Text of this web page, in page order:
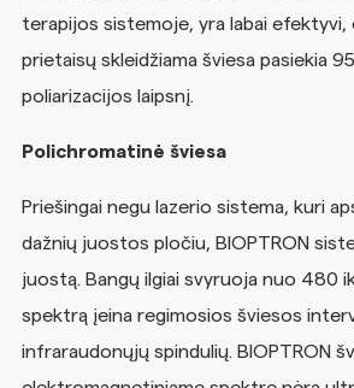
terapijos sistemoje, yra labai efektyvi,
prietaisų skleidžiama šviesa pasiekia
poliarizacijos laipsnį.
Polichromatinė šviesa
Priešingai negu lazerio sistema, kuri
dažnių juostos pločiu, BIOPTRON
juostą. Bangų ilgiai svyruoja nuo 480
spektrą įeina regimosios šviesos
infraraudonųjų spindulių. BIOPTRON